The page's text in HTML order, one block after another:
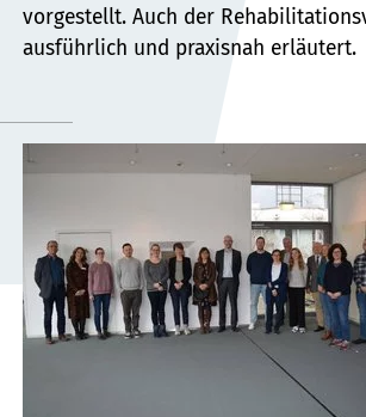
vorgestellt. Auch der
ausführlich und praxisnah erläutert.